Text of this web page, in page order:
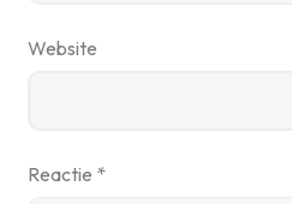
Website
Reactie *